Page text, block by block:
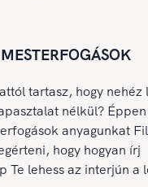
tartasz, hogy nehéz
nélkül?
anyagunkat
hogy hogyan írj
Te lehess az interjún a